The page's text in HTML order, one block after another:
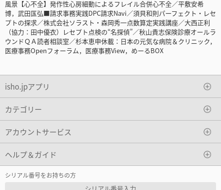
風景【心不全】発作性心房細動によるフレイル合併心不全／平敷安希
博，武田匤弘■請求事務実践DPC請求Navi／須貝和則パーフェクト・レセ
プトの探求／株式会社ソラスト・森岡秀一点数算定実践講座／大西正利
（協力：田中優衣）レセプト点検の“名探偵”／秋山貴志保険診療オールラ
ウンドＱＡ読者相談室／杉本恵申休載：日本の元気な病院＆クリニック，
医療事務Openフォーラム，医療事務View，めーるBOX
isho.jpアプリ
カテゴリー
アカウントサービス
ヘルプ＆ガイド
シリアル番号をお持ちの方